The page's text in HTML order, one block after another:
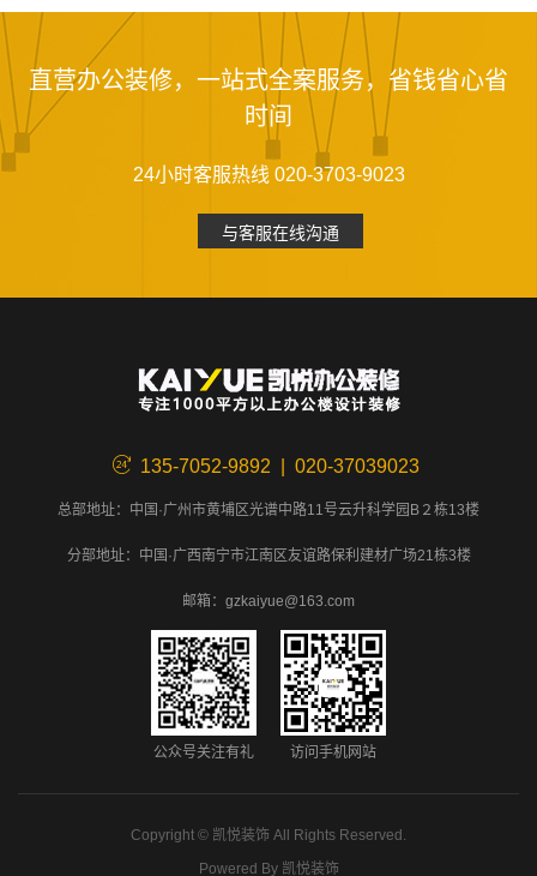
直营办公装修，一站式全案服务，省钱省心省
时间
24小时客服热线 020-3703-9023
与客服在线沟通
135-7052-9892 | 020-37039023
总部地址：中国·广州市黄埔区光谱中路11号云升科学园B２栋13楼
分部地址：中国·广西南宁市江南区友谊路保利建材广场21栋3楼
邮箱：gzkaiyue@163.com
公众号关注有礼 访问手机网站
Copyright © 凯悦装饰 All Rights Reserved.
Powered By 凯悦装饰